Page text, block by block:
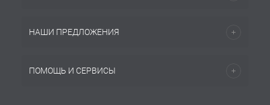
НАШИ ПРЕДЛОЖЕНИЯ
ПОМОЩЬ И СЕРВИСЫ